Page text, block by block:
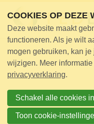
links
over
Jump
to
navigation
to
main
COOKIES OP DEZE
Deze website maakt
functioneren. Als je wilt
mogen gebruiken, kan
wijzigen. Meer
privacyverklaring.
Schakel alle cookies in
Toon cookie-